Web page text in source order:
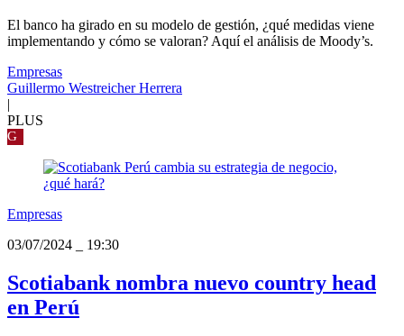
El banco ha girado en su modelo de gestión, ¿qué medidas viene
implementando y cómo se valoran? Aquí el análisis de Moody’s.
Empresas
Guillermo Westreicher Herrera
|
PLUS
G
Empresas
03/07/2024
19:30
Scotiabank nombra nuevo country head
en Perú